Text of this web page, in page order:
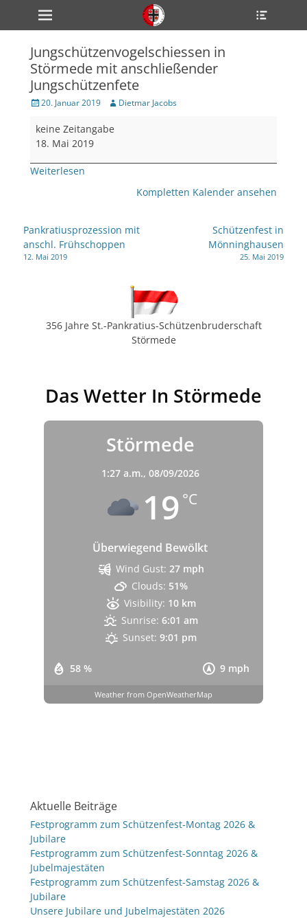
zum
Inhalt
Primärmenü
Jungschützenvogelschiessen in
Störmede mit anschließender
Jungschützenfete
Veröffentlicht
20. Januar 2019 Author
Dietmar Jacobs
Jungschützenvogelschiessen
in
Störmede
mit
keine Zeitangabe
18. Mai 2019
Weiterlesen
Kompletten Kalender ansehen
Beitragsnavigation
Pankratiusprozession mit
anschl. Frühschoppen
12. Mai 2019
Schützenfest in
Mönninghausen
25. Mai 2019
356 Jahre St.-Pankratius-Schützenbruderschaft
Störmede
Das Wetter In Störmede
Störmede
1:27 a.m., 08/09/2026
19 °C
Überwiegend Bewölkt
58 % 9 mph
Wind Gust: 27 mph
Clouds: 51%
Visibility: 10 km
Sunrise: 6:01 am
Sunset: 9:01 pm
Weather from OpenWeatherMap
Aktuelle Beiträge
Festprogramm zum Schützenfest-Montag 2026 &
Jubilare
Festprogramm zum Schützenfest-Sonntag 2026 &
Jubelmajestäten
Festprogramm zum Schützenfest-Samstag 2026 &
Jubilare
Unsere Jubilare und Jubelmajestäten 2026